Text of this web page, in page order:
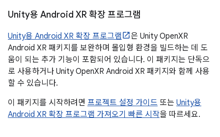
Unity용 Android XR 확장 프로그램
Unity용 Android XR 확장 프로그램
은 Unity OpenXR
Android XR 패키지를 보완하며 몰입형 환경을 빌드하는 데 도
움이 되는 추가 기능이 포함되어 있습니다. 이 패키지는 단독으
로 사용하거나 Unity OpenXR Android XR 패키지와 함께 사용
할 수 있습니다.
이 패키지를 시작하려면 프로젝트 설정 가이드 또는 Unity용
Android XR 확장 프로그램 가져오기 빠른 시작을 따르세요.